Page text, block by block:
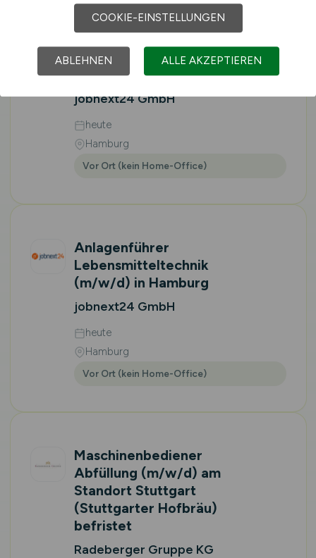
Lebensmittel Logistik
(m/w/d) in Elsdorf
jobnext24 GmbH
heute
Hamburg
Vor Ort (kein Home-Office)
Anlagenführer
Lebensmitteltechnik
(m/w/d) in Hamburg
jobnext24 GmbH
heute
Hamburg
Vor Ort (kein Home-Office)
Maschinenbediener
Abfüllung (m/w/d) am
Standort Stuttgart
(Stuttgarter Hofbräu)
befristet
Radeberger Gruppe KG
COOKIE-EINSTELLUNGEN
ABLEHNEN ALLE AKZEPTIEREN